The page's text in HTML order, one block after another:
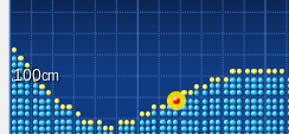
100